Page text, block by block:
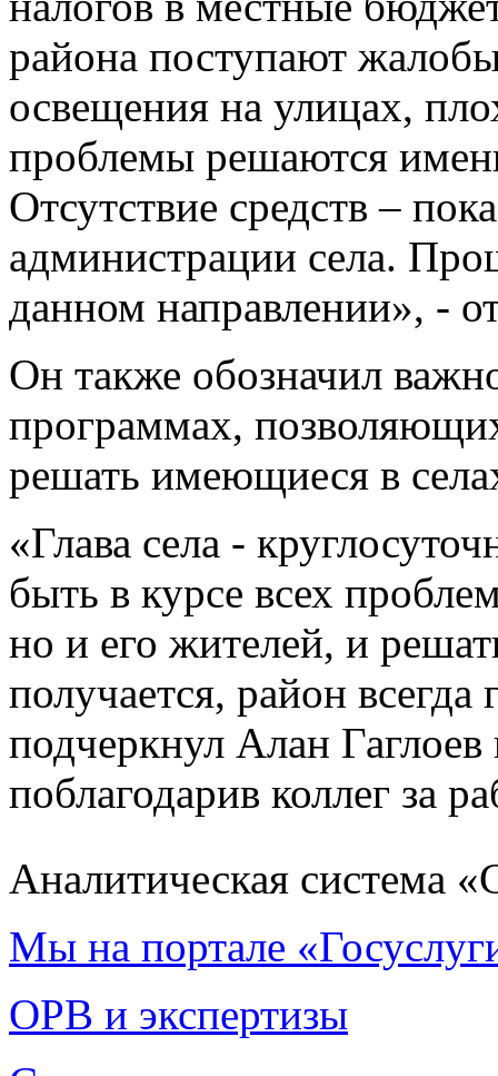
района поступают
освещения на улицах,
проблемы решаются
Отсутствие средств –
администрации села.
данном направлении», -
Он также обозначил
программах,
решать имеющиеся в
«Глава села -
быть в курсе всех
но и его жителей, и
получается, район всегда
подчеркнул Алан
поблагодарив коллег за
Аналитическая система
Мы на портале
ОРВ и экспертизы